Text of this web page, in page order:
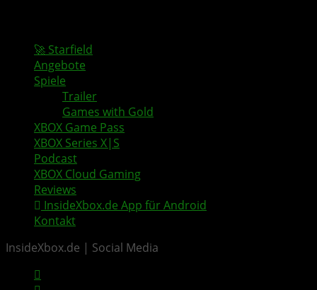
🚀 Starfield
Angebote
Spiele
Trailer
Games with Gold
XBOX Game Pass
XBOX Series X|S
Podcast
XBOX Cloud Gaming
Reviews
InsideXbox.de App für Android
Kontakt
InsideXbox.de | Social Media